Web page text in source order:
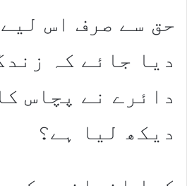
حق سے صرف اس
دیا جائے کہ
دائرے نے پچاس
دیکھ لیا ہے؟